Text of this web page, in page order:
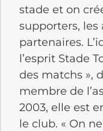
stade et on
supporters, les
partenaires.
l’esprit Stade
des matchs »,
membre de
2003, elle est
le club. « On